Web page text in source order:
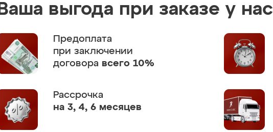
Ваша выгода при заказе у нас
Предоплата
при заключении
договора всего 10%
Рассрочка
на 3, 4, 6 месяцев